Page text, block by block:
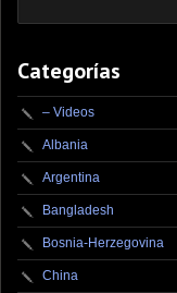
Categorías
– Videos
Albania
Argentina
Bangladesh
Bosnia-Herzegovina
China